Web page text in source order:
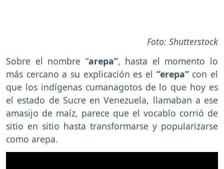
Foto: Shutterstock
Sobre el nombre “arepa”, hasta el momento lo
más cercano a su explicación es el “erepa”con el
que los indígenas cumanagotos de lo que hoy es
el estado de Sucre en Venezuela, llamaban a ese
amasijo de maíz, parece que el vocablo corrió de
sitio en sitio hasta transformarse y popularizarse
como arepa.